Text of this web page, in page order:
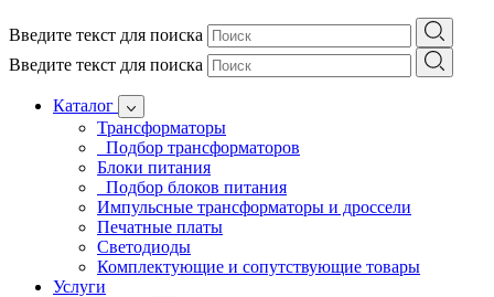
Введите текст для поиска
Введите текст для поиска
Каталог
Трансформаторы
Подбор трансформаторов
Блоки питания
Подбор блоков питания
Импульсные трансформаторы и дроссели
Печатные платы
Светодиоды
Комплектующие и сопутствующие товары
Услуги